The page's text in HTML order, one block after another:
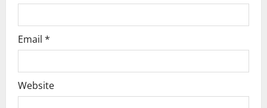
Email *
Website